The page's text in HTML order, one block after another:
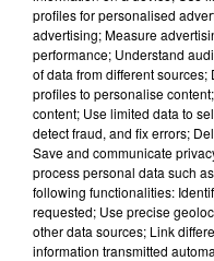
24 juillet 2026
Incendie à
habitations
profiles for personalised
advertising; Measure
performance; Understand
of data from different
profiles to personalise
content; Use limited data to
detect fraud, and fix errors;
Save and communicate
process personal data such
following functionalities:
requested; Use precise
other data sources; Link
information transmitted